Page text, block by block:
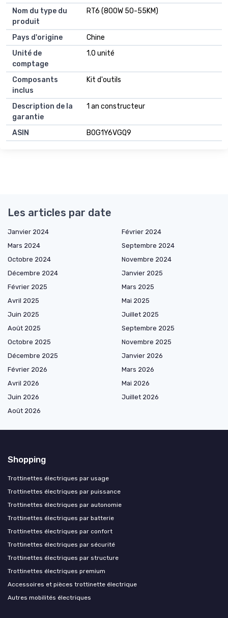
Nom du type du
produit
RT6 (800W 50-55KM)
Pays d'origine
Chine
Unité de
comptage
1.0 unité
Composants
inclus
Kit d'outils
Description de la
garantie
1 an constructeur
ASIN B0G1Y6VGQ9
Les articles par date
Janvier 2024
Février 2024
Mars 2024
Septembre 2024
Octobre 2024
Novembre 2024
Décembre 2024
Janvier 2025
Février 2025
Mars 2025
Avril 2025
Mai 2025
Juin 2025
Juillet 2025
Août 2025
Septembre 2025
Octobre 2025
Novembre 2025
Décembre 2025
Janvier 2026
Février 2026
Mars 2026
Avril 2026
Mai 2026
Juin 2026
Juillet 2026
Août 2026
Shopping
Trottinettes électriques par usage
Trottinettes électriques par puissance
Trottinettes électriques par autonomie
Trottinettes électriques par batterie
Trottinettes électriques par confort
Trottinettes électriques par sécurité
Trottinettes électriques par structure
Trottinettes électriques premium
Accessoires et pièces trottinette électrique
Autres mobilités électriques